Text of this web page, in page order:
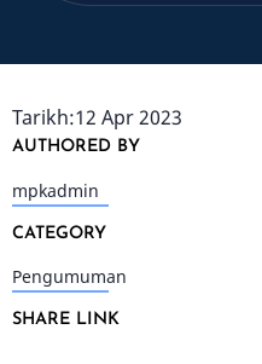
Tarikh:12 Apr 2023
AUTHORED BY
mpkadmin
CATEGORY
Pengumuman
SHARE LINK